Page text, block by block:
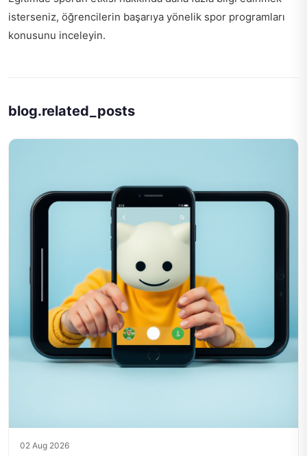
isterseniz, öğrencilerin başarıya yönelik spor programları
konusunu inceleyin.
blog.related_posts
02 Aug 2026